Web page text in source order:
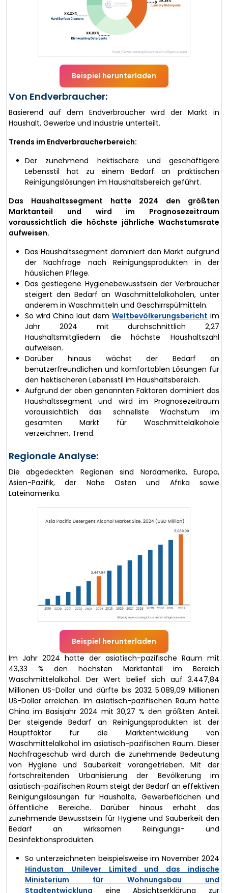
Beispiel herunterladen
Von Endverbraucher:
Basierend auf dem Endverbraucher wird der Markt in
Haushalt, Gewerbe und Industrie unterteilt.
Trends im Endverbraucherbereich:
Der zunehmend hektischere und geschäftigere
Lebensstil hat zu einem Bedarf an praktischen
Reinigungslösungen im Haushaltsbereich geführt.
Das Haushaltssegment hatte 2024 den größten
Marktanteil und wird im Prognosezeitraum
voraussichtlich die höchste jährliche Wachstumsrate
aufweisen.
Das Haushaltssegment dominiert den Markt aufgrund
der Nachfrage nach Reinigungsprodukten in der
häuslichen Pflege.
Das gestiegene Hygienebewusstsein der Verbraucher
steigert den Bedarf an Waschmittelalkoholen, unter
anderem in Waschmitteln und Geschirrspülmitteln.
So wird China laut dem Weltbevölkerungsbericht im
Jahr 2024 mit durchschnittlich 2,27
Haushaltsmitgliedern die höchste Haushaltszahl
aufweisen.
Darüber hinaus wächst der Bedarf an
benutzerfreundlichen und komfortablen Lösungen für
den hektischeren Lebensstil im Haushaltsbereich.
Aufgrund der oben genannten Faktoren dominiert das
Haushaltssegment und wird im Prognosezeitraum
voraussichtlich das schnellste Wachstum im
gesamten Markt für Waschmittelalkohole
verzeichnen. Trend.
Regionale Analyse:
Die abgedeckten Regionen sind Nordamerika, Europa,
Asien-Pazifik, der Nahe Osten und Afrika sowie
Lateinamerika.
Beispiel herunterladen
Im Jahr 2024 hatte der asiatisch-pazifische Raum mit
43,33 % den höchsten Marktanteil im Bereich
Waschmittelalkohol. Der Wert belief sich auf 3.447,84
Millionen US-Dollar und dürfte bis 2032 5.089,09 Millionen
US-Dollar erreichen. Im asiatisch-pazifischen Raum hatte
China im Basisjahr 2024 mit 30,27 % den größten Anteil.
Der steigende Bedarf an Reinigungsprodukten ist der
Hauptfaktor für die Marktentwicklung von
Waschmittelalkohol im asiatisch-pazifischen Raum. Dieser
Nachfrageschub wird durch die zunehmende Bedeutung
von Hygiene und Sauberkeit vorangetrieben. Mit der
fortschreitenden Urbanisierung der Bevölkerung im
asiatisch-pazifischen Raum steigt der Bedarf an effektiven
Reinigungslösungen für Haushalte, Gewerbeflächen und
öffentliche Bereiche. Darüber hinaus erhöht das
zunehmende Bewusstsein für Hygiene und Sauberkeit den
Bedarf an wirksamen Reinigungs- und
Desinfektionsprodukten.
So unterzeichneten beispielsweise im November 2024
Hindustan Unilever Limited und das indische
Ministerium für Wohnungsbau und
Stadtentwicklung eine Absichtserklärung zur